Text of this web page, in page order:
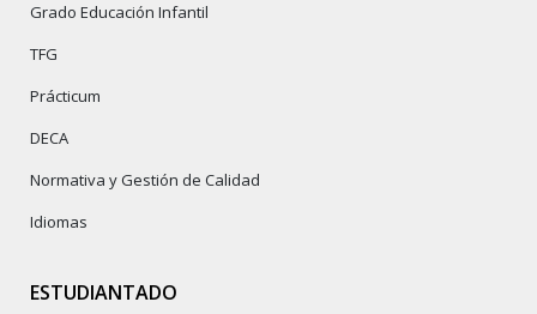
Grado Educación Infantil
TFG
Prácticum
DECA
Normativa y Gestión de Calidad
Idiomas
ESTUDIANTADO